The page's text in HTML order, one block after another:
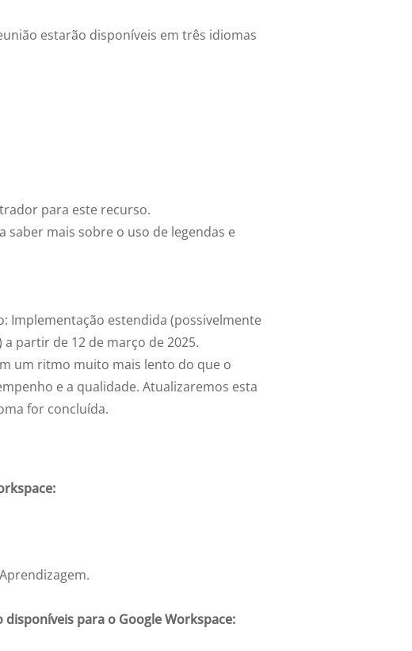
estarão disponíveis em três idiomas
para este recurso.
saber mais sobre o uso de legendas e
Implementação estendida (possivelmente
partir de 12 de março de 2025.
um ritmo muito mais lento do que o
e a qualidade. Atualizaremos esta
for concluída.
para o Google Workspace: